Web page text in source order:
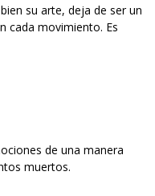
su arte, deja de ser un
cada movimiento. Es
de una manera
muertos.